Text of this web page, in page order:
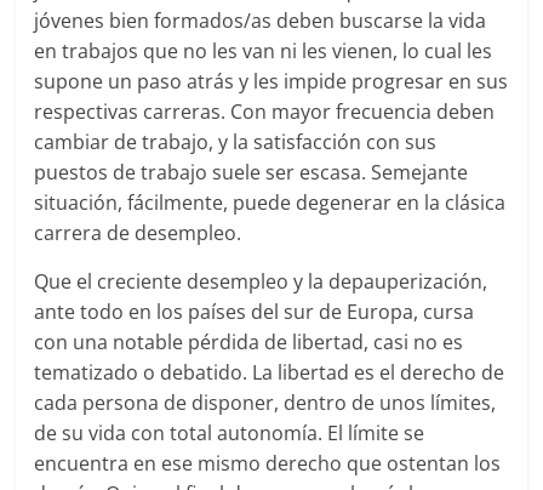
jóvenes bien formados/as deben buscarse la vida
en trabajos que no les van ni les vienen, lo cual les
supone un paso atrás y les impide progresar en sus
respectivas carreras. Con mayor frecuencia deben
cambiar de trabajo, y la satisfacción con sus
puestos de trabajo suele ser escasa. Semejante
situación, fácilmente, puede degenerar en la clásica
carrera de desempleo.
Que el creciente desempleo y la depauperización,
ante todo en los países del sur de Europa, cursa
con una notable pérdida de libertad, casi no es
tematizado o debatido. La libertad es el derecho de
cada persona de disponer, dentro de unos límites,
de su vida con total autonomía. El límite se
encuentra en ese mismo derecho que ostentan los